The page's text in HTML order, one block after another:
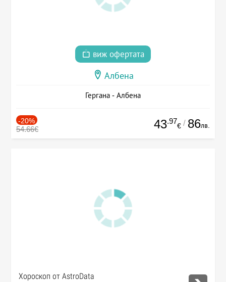
виж офертата
Албена
Гергана - Албена
-20%
54.66€ 43.97
€ / 86лв.
Хороскоп от AstroData